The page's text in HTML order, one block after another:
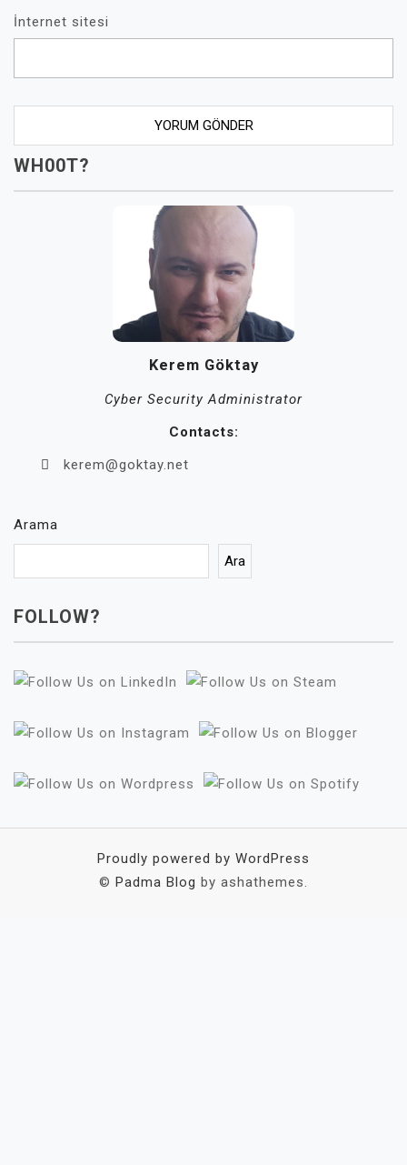
İnternet sitesi
WH00T?
Kerem Göktay
Cyber Security Administrator
Contacts:
kerem@goktay.net
Arama
Ara
FOLLOW?
Proudly powered by WordPress
© Padma Blog by ashathemes.